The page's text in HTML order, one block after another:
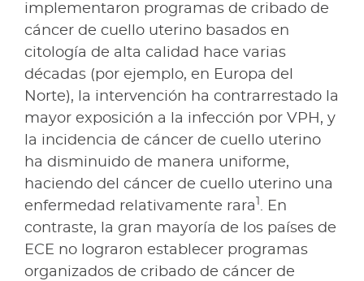
implementaron programas de cribado de
cáncer de cuello uterino basados en
citología de alta calidad hace varias
décadas (por ejemplo, en Europa del
Norte), la intervención ha contrarrestado la
mayor exposición a la infección por VPH, y
la incidencia de cáncer de cuello uterino
ha disminuido de manera uniforme,
haciendo del cáncer de cuello uterino una
enfermedad relativamente rara . En
contraste, la gran mayoría de los países de
ECE no lograron establecer programas
organizados de cribado de cáncer de